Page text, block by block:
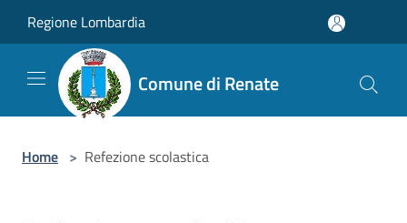
Regione Lombardia
Comune di Renate
Home > Refezione scolastica